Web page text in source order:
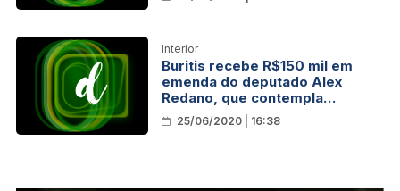
Interior
Buritis recebe R$150 mil em
emenda do deputado Alex
Redano, que contempla
moradores da Linha Saracura
25/06/2020 | 16:38